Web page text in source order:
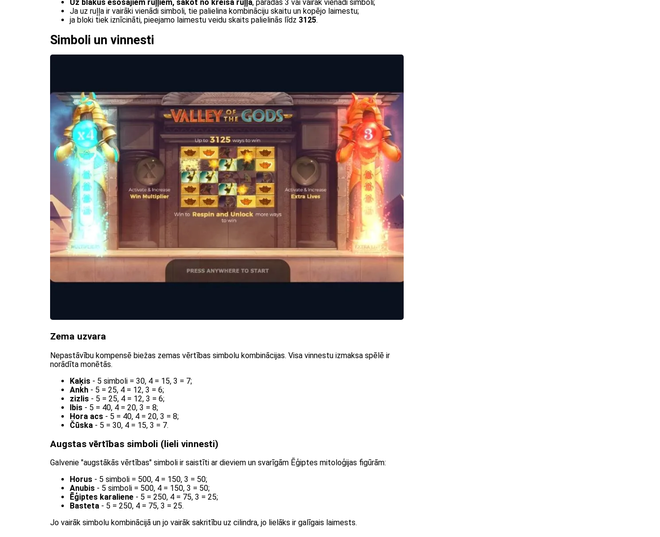
Uz blakus esošajiem ruļļiem, sākot no kreisā ruļļa, parādās 3 vai vairāk vienādi simboli;
Ja uz ruļļa ir vairāki vienādi simboli, tie palielina kombināciju skaitu un kopējo laimestu;
ja bloki tiek iznīcināti, pieejamo laimestu veidu skaits palielinās līdz 3125.
Simboli un vinnesti
Zema uzvara
Nepastāvību kompensē biežas zemas vērtības simbolu kombinācijas. Visa vinnestu izmaksa spēlē ir
norādīta monētās.
Kaķis - 5 simboli = 30, 4 = 15, 3 = 7;
Ankh - 5 = 25, 4 = 12, 3 = 6;
zizlis - 5 = 25, 4 = 12, 3 = 6;
Ibis - 5 = 40, 4 = 20, 3 = 8;
Hora acs - 5 = 40, 4 = 20, 3 = 8;
Čūska - 5 = 30, 4 = 15, 3 = 7.
Augstas vērtības simboli (lieli vinnesti)
Galvenie "augstākās vērtības" simboli ir saistīti ar dieviem un svarīgām Ēģiptes mitoloģijas figūrām:
Horus - 5 simboli = 500, 4 = 150, 3 = 50;
Anubis - 5 simboli = 500, 4 = 150, 3 = 50;
Ēģiptes karaliene - 5 = 250, 4 = 75, 3 = 25;
Basteta - 5 = 250, 4 = 75, 3 = 25.
Jo vairāk simbolu kombinācijā un jo vairāk sakritību uz cilindra, jo lielāks ir galīgais laimests.